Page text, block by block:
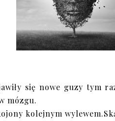
się nowe guzy tym
mózgu.
kolejnym